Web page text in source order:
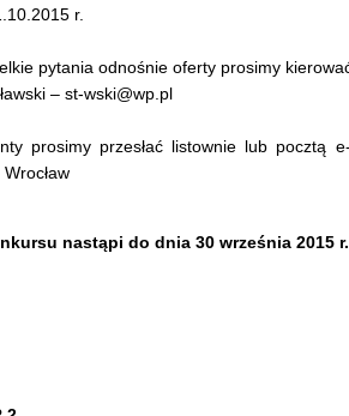
r.
pytania odnośnie oferty prosimy
– st-wski@wp.pl
prosimy przesłać listownie lub pocztą
nastąpi do dnia 30 września 2015 r.